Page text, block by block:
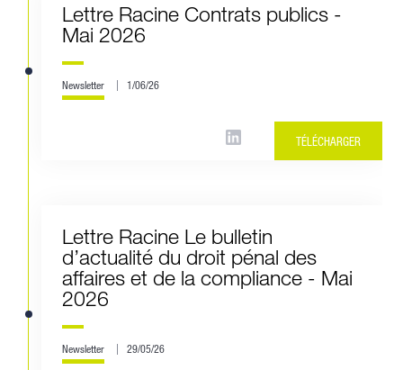
Lettre Racine Contrats publics -
Mai 2026
Newsletter 1/06/26
TÉLÉCHARGER
Lettre Racine Le bulletin
d’actualité du droit pénal des
affaires et de la compliance - Mai
2026
Newsletter 29/05/26